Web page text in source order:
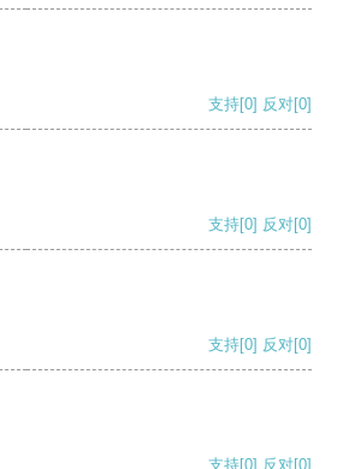
支持[0] 反对[0]
支持[0] 反对[0]
支持[0] 反对[0]
支持[0] 反对[0]